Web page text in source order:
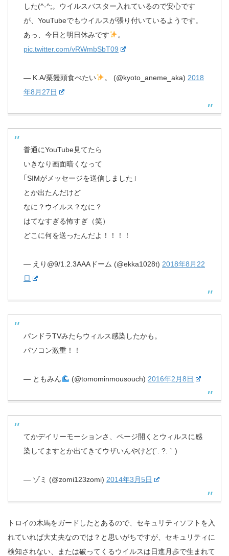
した(^-^;。ウイルスバスター入れているので安心です
が、YouTubeでもウイルスが張り付いているようです。
あっ、今日と明日休みです
。
pic.twitter.com/vRWmbSbT09
— K.A/栗饅頭食べたい 。 (@kyoto_aneme_aka) 2018
年8月27日
普通にYouTube見てたら
いきなり画面暗くなって
｢SIMがメッセージを送信しました｣
とか出たんだけど
なに？ウイルス？なに？
はてなすぎる怖すぎ（笑）
どこに何を送ったんだよ！！！！
— えり@9/1.2.3AAAドーム (@ekka1028t) 2018年8月22
日
パンドラTVみたらウィルス感染したかも。
パソコン激重！！
— ともみん (@tomominmousouch) 2016年2月8日
てかデイリーモーションさ、ページ開くとウィルスに感
染してますとか出てきてウザいんやけど(´. ?.｀)
— ゾミ (@zomi123zomi) 2014年3月5日
トロイの木馬をガードしたとあるので、セキュリティソフトを入
れていれば大丈夫なのでは？と思いがちですが、セキュリティに
検知されない、または破ってくるウイルスは日進月歩で生まれて